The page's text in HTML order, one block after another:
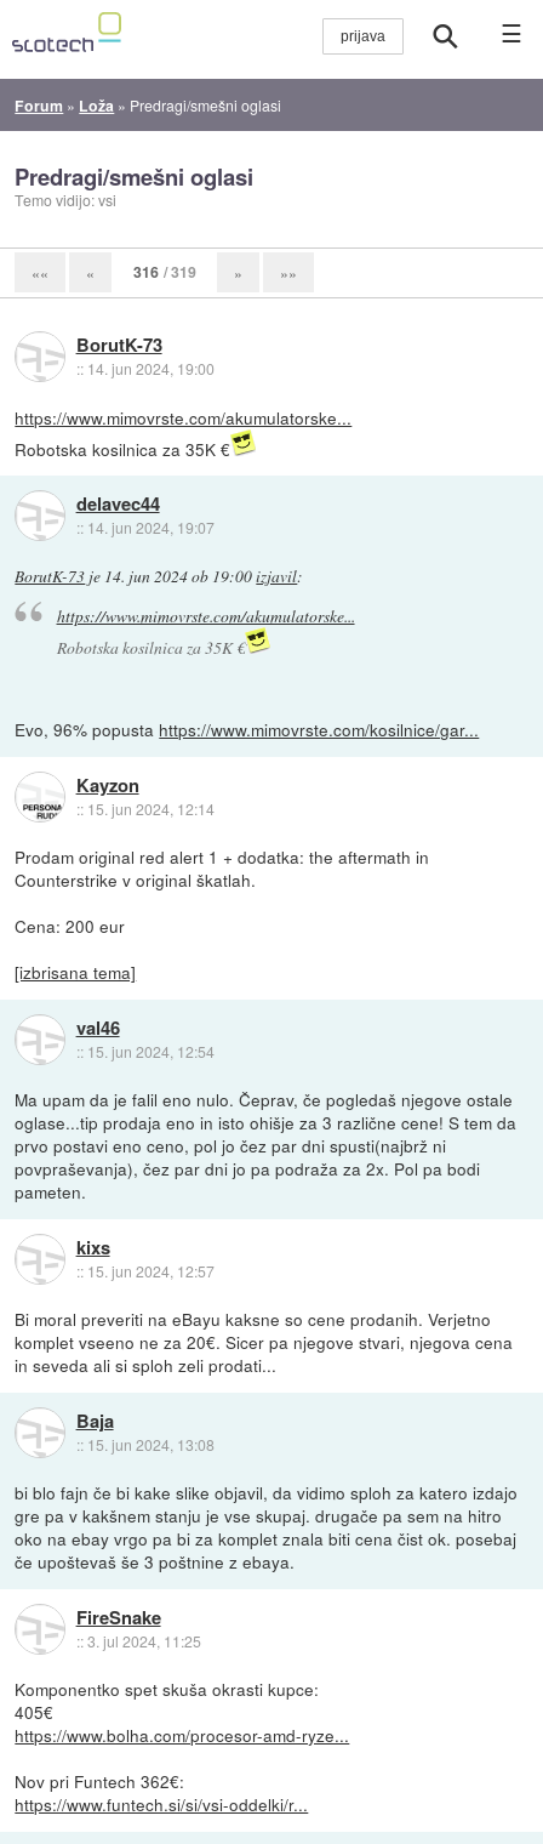
☰
Forum » Loža » Predragi/smešni oglasi
Predragi/smešni oglasi
Temo vidijo: vsi
«« « 316 / 319 » »»
BorutK-73
:: 14. jun 2024, 19:00
https://www.mimovrste.com/akumulatorske...
Robotska kosilnica za 35K €
delavec44
:: 14. jun 2024, 19:07
BorutK-73 je 14. jun 2024 ob 19:00izjavil:
https://www.mimovrste.com/akumulatorske...
Robotska kosilnica za 35K €
Evo, 96% popusta https://www.mimovrste.com/kosilnice/gar...
Kayzon
:: 15. jun 2024, 12:14
Prodam original red alert 1 + dodatka: the aftermath in
Counterstrike v original škatlah.
Cena: 200 eur
[izbrisana tema]
val46
:: 15. jun 2024, 12:54
Ma upam da je falil eno nulo. Čeprav, če pogledaš njegove ostale
oglase...tip prodaja eno in isto ohišje za 3 različne cene! S tem da
prvo postavi eno ceno, pol jo čez par dni spusti(najbrž ni
povpraševanja), čez par dni jo pa podraža za 2x. Pol pa bodi
pameten.
kixs
:: 15. jun 2024, 12:57
Bi moral preveriti na eBayu kaksne so cene prodanih. Verjetno
komplet vseeno ne za 20€. Sicer pa njegove stvari, njegova cena
in seveda ali si sploh zeli prodati...
Baja
:: 15. jun 2024, 13:08
bi blo fajn če bi kake slike objavil, da vidimo sploh za katero izdajo
gre pa v kakšnem stanju je vse skupaj. drugače pa sem na hitro
oko na ebay vrgo pa bi za komplet znala biti cena čist ok. posebaj
če upoštevaš še 3 poštnine z ebaya.
FireSnake
::3. jul 2024, 11:25
Komponentko spet skuša okrasti kupce:
405€
https://www.bolha.com/procesor-amd-ryze...
Nov pri Funtech 362€:
https://www.funtech.si/si/vsi-oddelki/r...